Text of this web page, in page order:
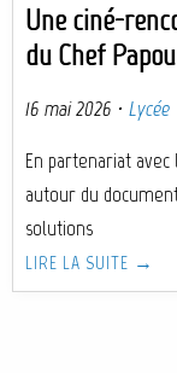
Une ciné-
du Chef
16 mai 2026 · Lycée
En partenariat
autour du
solutions
LIRE LA SUITE →